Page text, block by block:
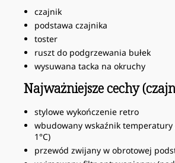
czajnik
podstawa czajnika
toster
ruszt do podgrzewania bułek
wysuwana tacka na okruchy
Najważniejsze cechy
stylowe wykończenie retro
wbudowany wskaźnik temperatury
1°C)
przewód zwijany w obrotowej